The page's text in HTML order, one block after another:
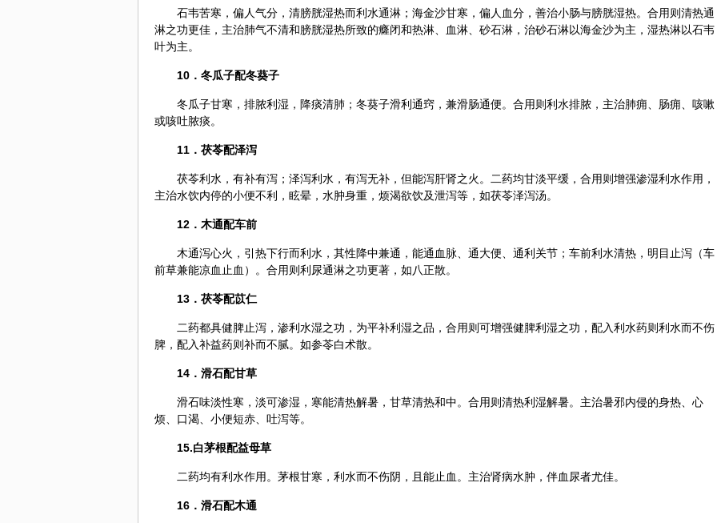
石韦苦寒，偏人气分，清膀胱湿热而利水通淋；海金沙甘寒，偏人血分，善治小肠与膀胱湿热。合用则清热通
淋之功更佳，主治肺气不清和膀胱湿热所致的癃闭和热淋、血淋、砂石淋，治砂石淋以海金沙为主，湿热淋以石韦
叶为主。
10．冬瓜子配冬葵子
冬瓜子甘寒，排脓利湿，降痰清肺；冬葵子滑利通窍，兼滑肠通便。合用则利水排脓，主治肺痈、肠痈、咳嗽
或咳吐脓痰。
11．茯苓配泽泻
茯苓利水，有补有泻；泽泻利水，有泻无补，但能泻肝肾之火。二药均甘淡平缓，合用则增强渗湿利水作用，
主治水饮内停的小便不利，眩晕，水肿身重，烦渴欲饮及泄泻等，如茯苓泽泻汤。
12． 木通配车前
木通泻心火，引热下行而利水，其性降中兼通，能通血脉、通大便、通利关节；车前利水清热，明目止泻（车
前草兼能凉血止血）。合用则利尿通淋之功更著，如八正散。
13．茯苓配苡仁
二药都具健脾止泻，渗利水湿之功，为平补利湿之品，合用则可增强健脾利湿之功，配入利水药则利水而不伤
脾，配入补益药则补而不腻。如参苓白术散。
14． 滑石配甘草
滑石味淡性寒，淡可渗湿，寒能清热解暑，甘草清热和中。合用则清热利湿解暑。主治暑邪内侵的身热、心
烦、口渴、小便短赤、吐泻等。
15.白茅根配益母草
二药均有利水作用。茅根甘寒，利水而不伤阴，且能止血。主治肾病水肿，伴血尿者尤佳。
16．滑石配木通